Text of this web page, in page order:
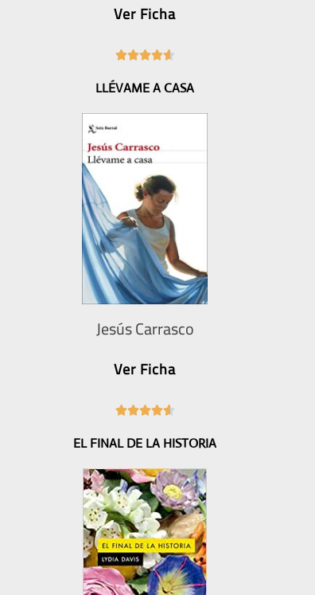
Ver Ficha
4
6
LLÉVAME A CASA
Jesús Carrasco
Ver Ficha
4
6
5
EL FINAL DE LA HISTORIA